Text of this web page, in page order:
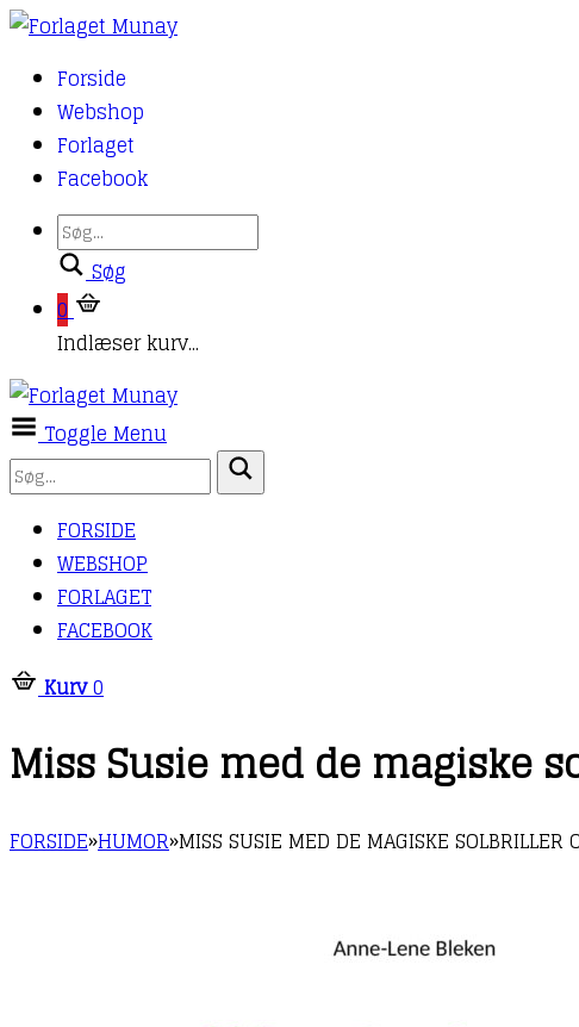
Forside
Webshop
Forlaget
Facebook
Søg
0
Indlæser kurv...
Toggle Menu
FORSIDE
WEBSHOP
FORLAGET
FACEBOOK
Kurv0
Miss Susie med de magiske
FORSIDE»HUMOR»MISS SUSIE MED DE MAGISKE SOLBRILLER